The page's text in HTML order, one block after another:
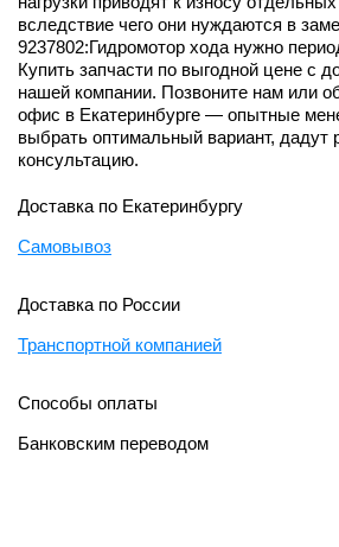
вследствие чего они нуждаются в
9237802:Гидромотор хода нужно
Купить запчасти по выгодной цене с
нашей компании. Позвоните нам или
офис в Екатеринбурге — опытные
выбрать оптимальный вариант, дадут
консультацию.
Доставка по Екатеринбургу
Самовывоз
Доставка по России
Транспортной компанией
Способы оплаты
Банковским переводом